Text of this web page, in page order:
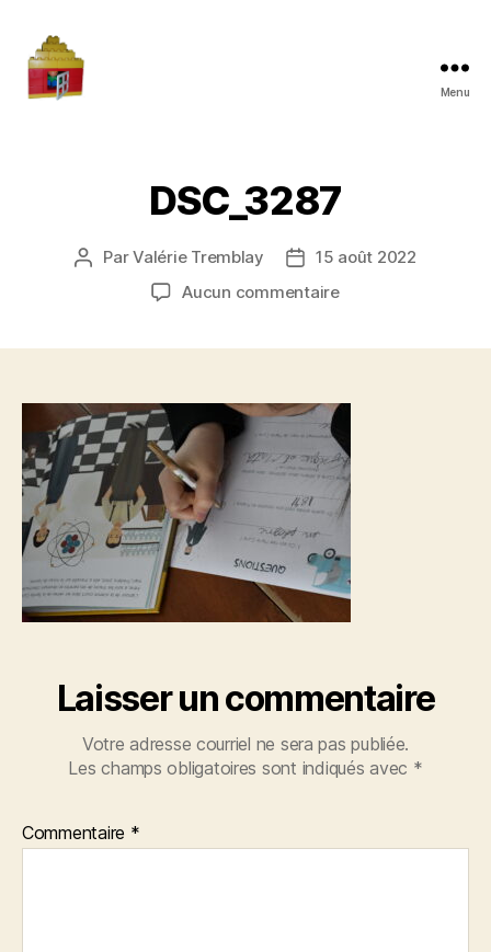
Menu
DSC_3287
Auteur
ParValérie Tremblay
Date
de
15 août 2022
Aucun commentairesur
Laisser un commentaire
Votre adresse courriel ne sera pas publiée.
Les champs obligatoires sont indiqués avec *
Commentaire *